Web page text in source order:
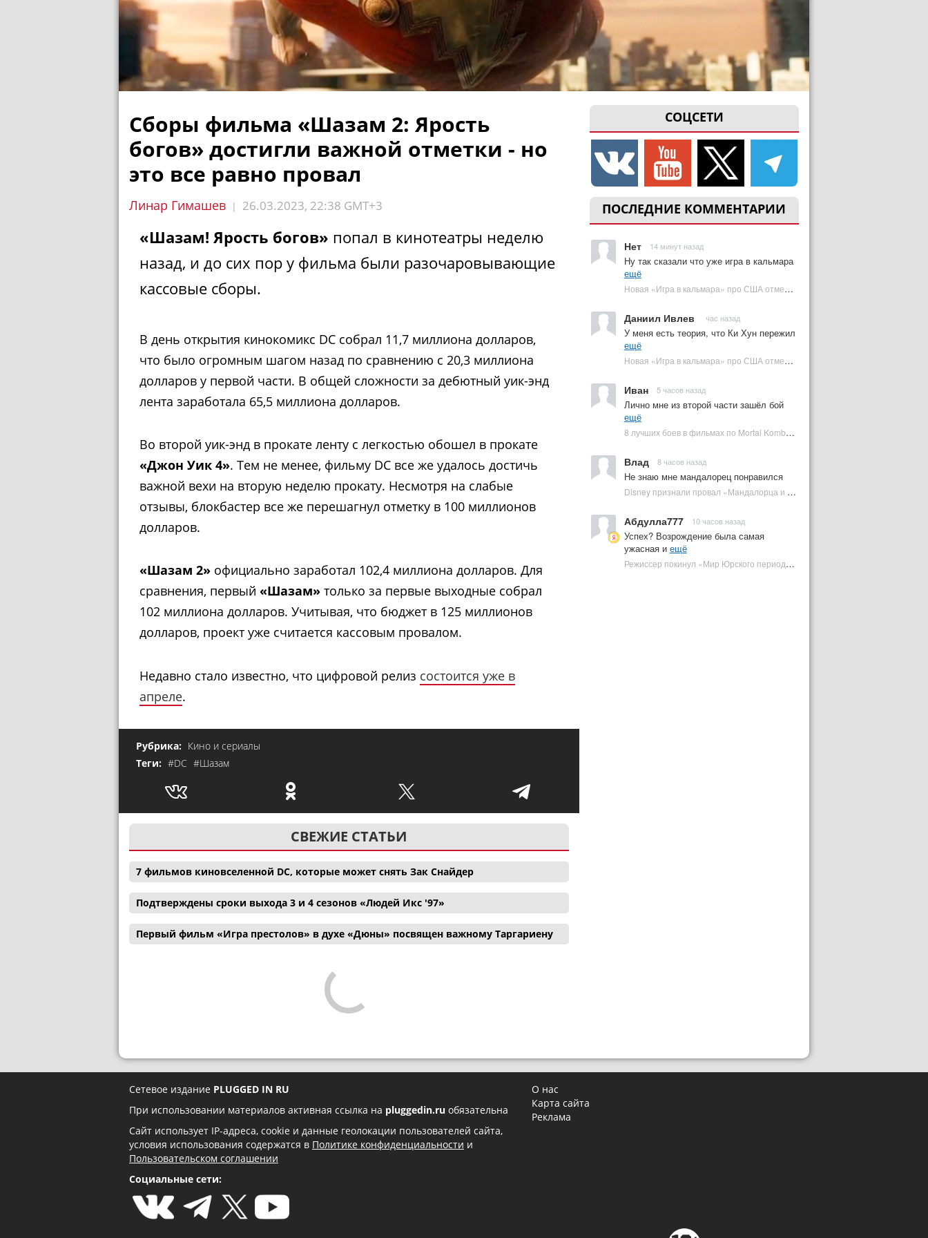
СОЦСЕТИ
ПОСЛЕДНИЕ КОММЕНТАРИИ
Нет 14 минут назад
Ну так сказали что уже игра в кальмара
ещё
Новая «Игра в кальмара» про США отменена | Plugged In Ru
Даниил Ивлев час назад
У меня есть теория, что Ки Хун пережил
ещё
Новая «Игра в кальмара» про США отменена | Plugged In Ru
Иван 5 часов назад
Лично мне из второй части зашёл бой
ещё
8 лучших боев в фильмах по Mortal Kombat: от «Смертельной битвы» до «Мортал Комбат 2» | Plugged In Ru
Влад 8 часов назад
Не знаю мне мандалорец понравился
Disney признали провал «Мандалорца и Грогу» и еще одной новинки | Plugged In Ru
Абдулла777 10 часов назад
Успех? Возрождение была самая
ужасная и ещё
Режиссер покинул «Мир Юрского периода 5» | Plugged In Ru
Сборы фильма «Шазам 2: Ярость
богов» достигли важной отметки - но
это все равно провал
Линар Гимашев | 26.03.2023, 22:38 GMT+3
«Шазам! Ярость богов» попал в кинотеатры неделю
назад, и до сих пор у фильма были разочаровывающие
кассовые сборы.
В день открытия кинокомикс DC собрал 11,7 миллиона долларов,
что было огромным шагом назад по сравнению с 20,3 миллиона
долларов у первой части. В общей сложности за дебютный уик-энд
лента заработала 65,5 миллиона долларов.
Во второй уик-энд в прокате ленту с легкостью обошел в прокате
«Джон Уик 4». Тем не менее, фильму DC все же удалось достичь
важной вехи на вторую неделю прокату. Несмотря на слабые
отзывы, блокбастер все же перешагнул отметку в 100 миллионов
долларов.
«Шазам 2» официально заработал 102,4 миллиона долларов. Для
сравнения, первый «Шазам» только за первые выходные собрал
102 миллиона долларов. Учитывая, что бюджет в 125 миллионов
долларов, проект уже считается кассовым провалом.
Недавно стало известно, что цифровой релиз состоится уже в
апреле.
Рубрика: Кино и сериалы
Теги: #DC #Шазам
СВЕЖИЕ СТАТЬИ
7 фильмов киновселенной DC, которые может снять Зак Снайдер
Подтверждены сроки выхода 3 и 4 сезонов «Людей Икс '97»
Первый фильм «Игра престолов» в духе «Дюны» посвящен важному Таргариену
Сетевое издание PLUGGED IN RU
При использовании материалов активная ссылка на pluggedin.ru обязательна
Сайт использует IP-адреса, cookie и данные геолокации пользователей сайта,
условия использования содержатся в Политике конфиденциальности и
Пользовательском соглашении
Социальные сети:
О нас
Карта сайта
Реклама